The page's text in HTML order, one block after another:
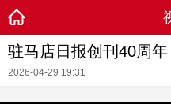
驻马店日报创刊40周
2026-04-29 19:31